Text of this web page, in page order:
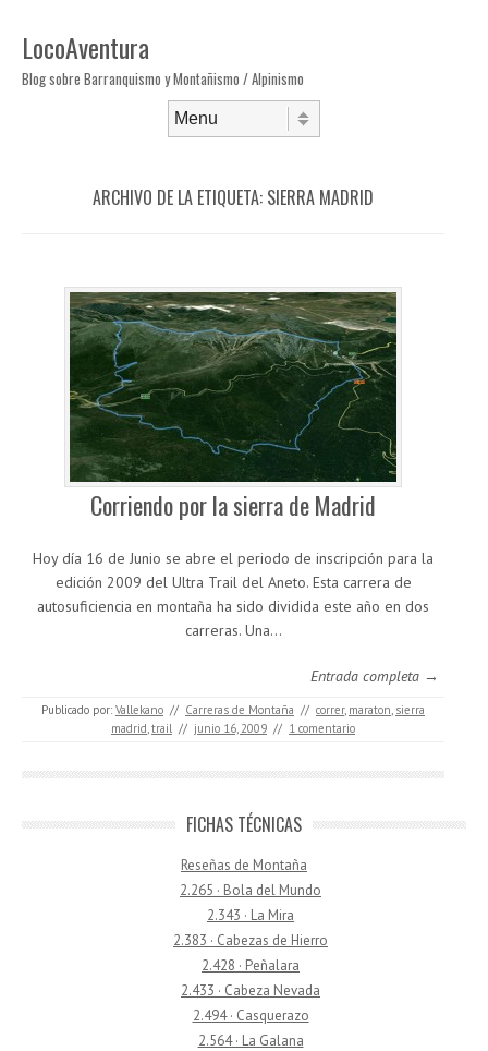
LocoAventura
Blog sobre Barranquismo y Montañismo / Alpinismo
ARCHIVO DE LA ETIQUETA: SIERRA MADRID
Corriendo por la sierra de Madrid
Hoy día 16 de Junio se abre el periodo de inscripción para la
edición 2009 del Ultra Trail del Aneto. Esta carrera de
autosuficiencia en montaña ha sido dividida este año en dos
carreras. Una…
Entrada completa →
Publicado por: Vallekano // Carreras de Montaña // correr, maraton, sierra
madrid,trail // junio 16, 2009 // 1 comentario
FICHAS TÉCNICAS
Reseñas de Montaña
2.265 · Bola del Mundo
2.343 · La Mira
2.383 · Cabezas de Hierro
2.428 · Peñalara
2.433 · Cabeza Nevada
2.494 · Casquerazo
2.564 · La Galana